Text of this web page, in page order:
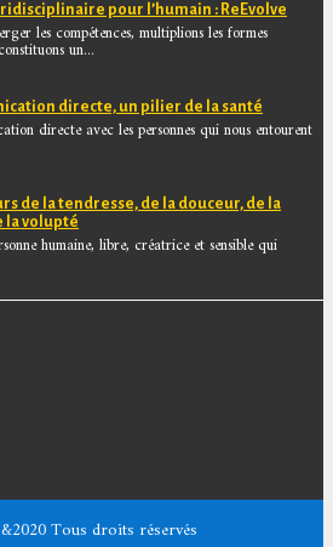
pour l’humain : ReEvolve
les compétences, multiplions les formes
un...
directe, un pilier de la santé
directe avec les personnes qui nous entourent
de la tendresse, de la douceur, de la
la volupté
humaine, libre, créatrice et sensible qui
Tous droits réservés